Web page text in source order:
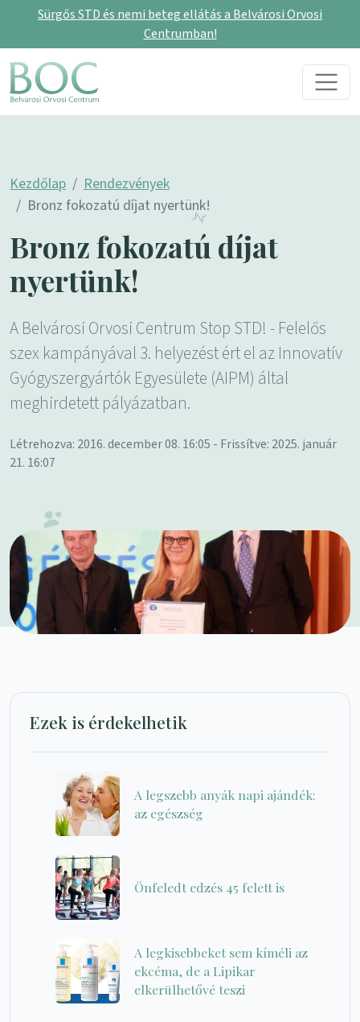
Sürgős STD és nemi beteg ellátás a Belvárosi Orvosi
Centrumban!
Skip to content
Main Navigation
Kezdőlap
Rendezvények
Bronz fokozatú díjat nyertünk!
Bronz fokozatú díjat
nyertünk!
A Belvárosi Orvosi Centrum Stop STD! - Felelős
szex kampányával 3. helyezést ért el az Innovatív
Gyógyszergyártók Egyesülete (AIPM) által
meghirdetett pályázatban.
Létrehozva: 2016. december 08. 16:05 - Frissítve: 2025. január
21. 16:07
Ezek is érdekelhetik
A legszebb anyák napi ajándék:
az egészség
Önfeledt edzés 45 felett is
A legkisebbeket sem kíméli az
ekcéma, de a Lipikar
elkerülhetővé teszi